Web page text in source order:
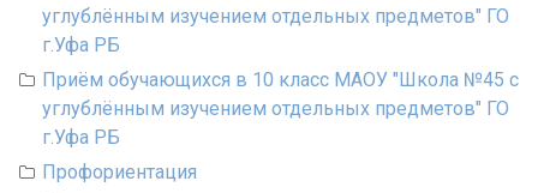
углублённым изучением отдельных предметов" ГО
г.Уфа РБ
Приём обучающихся в 10 класс МАОУ "Школа №45 с
углублённым изучением отдельных предметов" ГО
г.Уфа РБ
Профориентация